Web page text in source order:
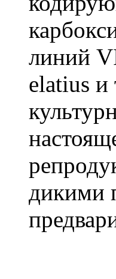
линий
elatius и
дикими